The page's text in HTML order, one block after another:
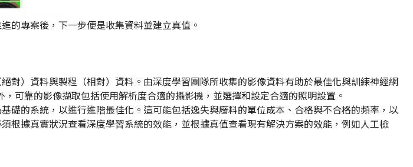
的專案後，下一步便是收集資料並建立真值。
對）資料與製程（相對）資料。由深度學習團隊所收集的影像資料有助於最佳化與訓練神經網
可靠的影像擷取包括使用解析度合適的攝影機，並選擇和設定合適的照明設置。
礎的系統，以進行進階最佳化。這可能包括逸失與廢料的單位成本、合格與不合格的頻率，以
根據真實狀況查看深度學習系統的效能，並根據真值查看現有解決方案的效能，例如人工檢